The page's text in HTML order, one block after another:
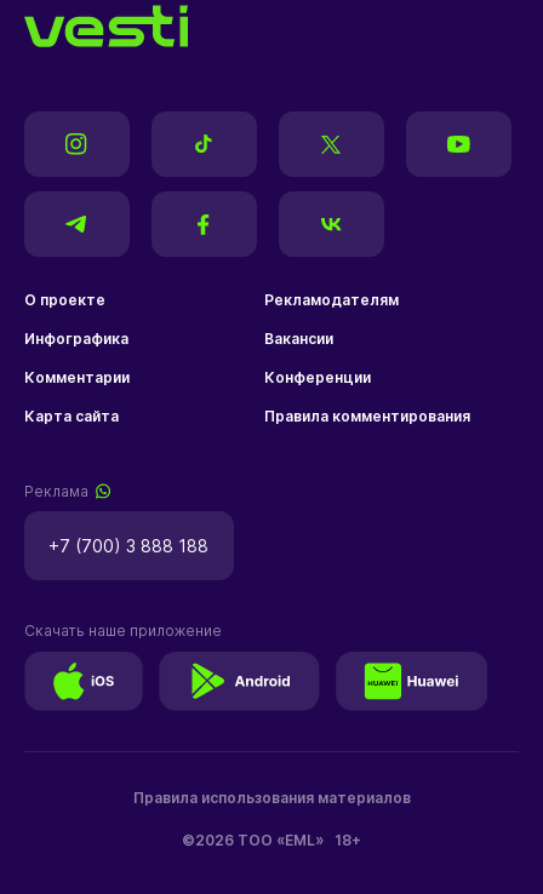
О проекте Рекламодателям
Инфографика Вакансии
Комментарии Конференции
Карта сайта Правила комментирования
Реклама
+7 (700) 3 888 188
©2026 ТОО «EML» 18+
Правила использования материалов
Скачать наше приложение